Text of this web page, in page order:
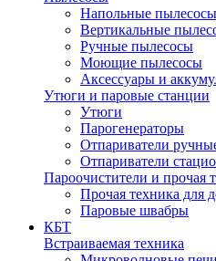
Напольные пылесосы
Вертикальные
Ручные пылесосы
Моющие пылесосы
Аксессуары и
Утюги и паровые станции
Утюги
Парогенераторы
Отпариватели
Отпариватели
Пароочистители и прочая
Прочая техника для
Паровые швабры
КБТ
Встраиваемая техника